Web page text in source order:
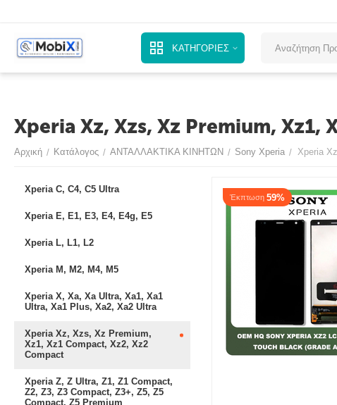
ΚΑΤΗΓΟΡΙΕΣ
Xperia Xz, Xzs, Xz Premium, Xz1,
Αρχική / Κατάλογος / ΑΝΤΑΛΛΑΚΤΙΚΑ ΚΙΝΗΤΩΝ / Sony Xperia / Xperia
Έκπτωση 59%
Xperia C, C4, C5 Ultra
Xperia E, E1, E3, E4, E4g, E5
Xperia L, L1, L2
Xperia M, M2, M4, M5
Xperia X, Xa, Xa Ultra, Xa1, Xa1
Ultra, Xa1 Plus, Xa2, Xa2 Ultra
Xperia Xz, Xzs, Xz Premium,
Xz1, Xz1 Compact, Xz2, Xz2
Compact
Xperia Z, Z Ultra, Z1, Z1 Compact,
Z2, Z3, Z3 Compact, Z3+, Z5, Z5
Compact, Z5 Premium